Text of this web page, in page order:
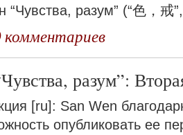
“Чувства, разум” (“色，戒
комментариев
разум”:
[ru]: San Wen
опубликовать ее